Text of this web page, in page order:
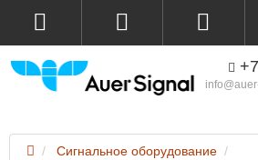
Сигнальное оборудование